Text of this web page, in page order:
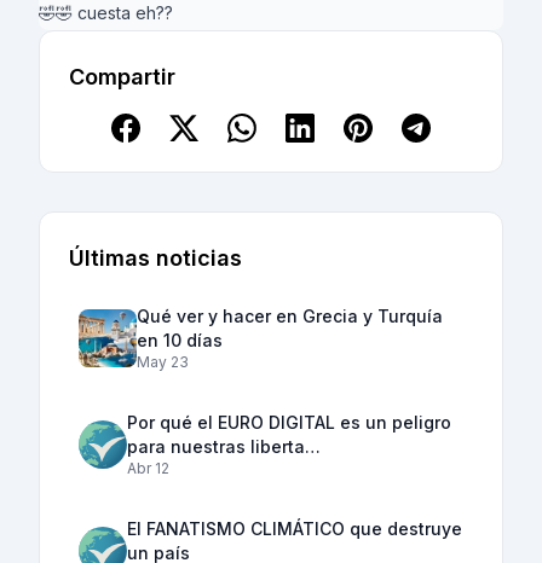
🤣🤣 cuesta eh??
Compartir
Últimas noticias
Qué ver y hacer en Grecia y Turquía
en 10 días
May 23
Por qué el EURO DIGITAL es un peligro
para nuestras liberta…
Abr 12
El FANATISMO CLIMÁTICO que destruye
un país